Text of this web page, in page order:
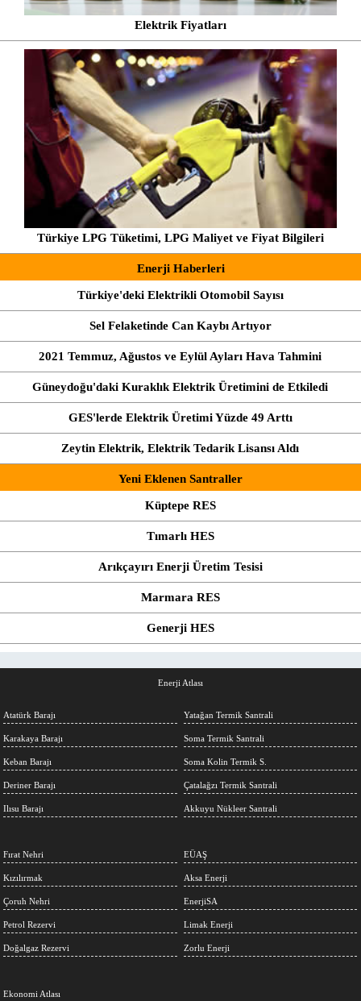
Elektrik Fiyatları
Türkiye LPG Tüketimi, LPG Maliyet ve Fiyat Bilgileri
Enerji Haberleri
Türkiye'deki Elektrikli Otomobil Sayısı
Sel Felaketinde Can Kaybı Artıyor
2021 Temmuz, Ağustos ve Eylül Ayları Hava Tahmini
Güneydoğu'daki Kuraklık Elektrik Üretimini de Etkiledi
GES'lerde Elektrik Üretimi Yüzde 49 Arttı
Zeytin Elektrik, Elektrik Tedarik Lisansı Aldı
Yeni Eklenen Santraller
Küptepe RES
Tımarlı HES
Arıkçayırı Enerji Üretim Tesisi
Marmara RES
Generji HES
Enerji Atlası
Atatürk Barajı
Karakaya Barajı
Keban Barajı
Deriner Barajı
Ilısu Barajı
Yatağan Termik Santrali
Soma Termik Santrali
Soma Kolin Termik S.
Çatalağzı Termik Santrali
Akkuyu Nükleer Santrali
Fırat Nehri
Kızılırmak
Çoruh Nehri
Petrol Rezervi
Doğalgaz Rezervi
EÜAŞ
Aksa Enerji
EnerjiSA
Limak Enerji
Zorlu Enerji
Ekonomi Atlası